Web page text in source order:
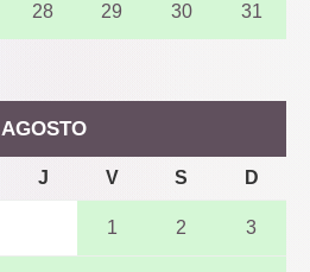
28 29 30 31
AGOSTO
J V S D
1 2 3